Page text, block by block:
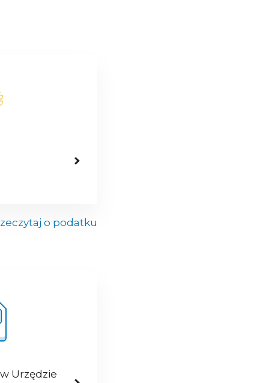
o podatku
Urzędzie